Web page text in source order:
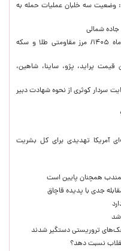
وضعیت سه خلبان عملیات حمله به
شمالی
قیمت جدید طلا و سکه امروز ۱۵ مردادماه ۱۴۰۵/ مرز مقاومتی طلا و سکه
پراید، پژو، ساینا، شاهین،
سردار کوثری از نحوه شهادت دبیر
آمریکا تهدیدی برای کل بشریت
همچنان پایین است
جدی با پدیده قاچاق
شد
نسبت دهد؟